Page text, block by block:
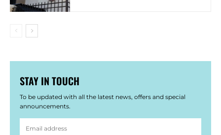
STAY IN TOUCH
To be updated with all the latest news, offers and special
announcements.